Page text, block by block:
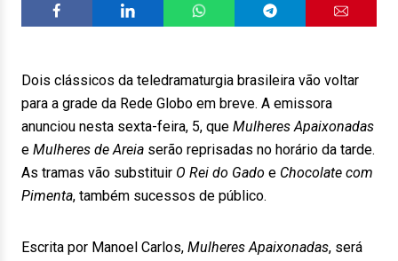
Dois clássicos da teledramaturgia brasileira vão voltar
para a grade da Rede Globo em breve. A emissora
anunciou nesta sexta-feira, 5, que Mulheres Apaixonadas
e Mulheres de Areia serão reprisadas no horário da tarde.
As tramas vão substituir O Rei do Gado e Chocolate com
Pimenta, também sucessos de público.
Escrita por Manoel Carlos, Mulheres Apaixonadas, será